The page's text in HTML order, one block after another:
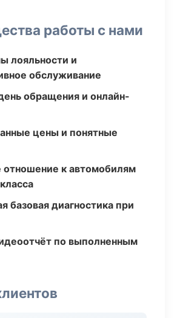
работы с нами
лояльности и
обслуживание
обращения и онлайн-
цены и понятные
к автомобилям
базовая диагностика при
по выполненным